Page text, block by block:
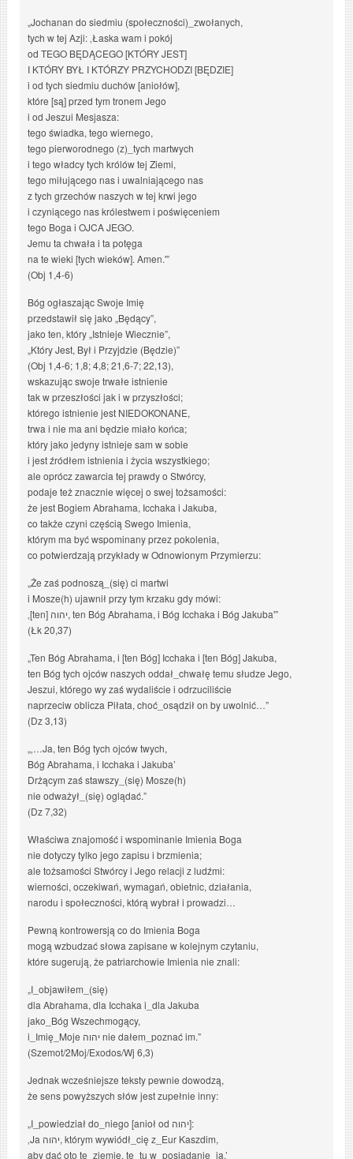
„Jochanan do siedmiu (społeczności)_zwołanych,
tych w tej Azji: ‚Łaska wam i pokój
od TEGO BĘDĄCEGO [KTÓRY JEST]
I KTÓRY BYŁ I KTÓRZY PRZYCHODZI [BĘDZIE]
i od tych siedmiu duchów [aniołów],
które [są] przed tym tronem Jego
i od Jeszui Mesjasza:
tego świadka, tego wiernego,
tego pierworodnego (z)_tych martwych
i tego władcy tych królów tej Ziemi,
tego miłującego nas i uwalniającego nas
z tych grzechów naszych w tej krwi jego
i czyniącego nas królestwem i poświęceniem
tego Boga i OJCA JEGO.
Jemu ta chwała i ta potęga
na te wieki [tych wieków]. Amen.'”
(Obj 1,4-6)
Bóg ogłaszając Swoje Imię
przedstawił się jako „Będący”,
jako ten, który „Istnieje Wiecznie”,
„Który Jest, Był i Przyjdzie (Będzie)”
(Obj 1,4-6; 1,8; 4,8; 21,6-7; 22,13),
wskazując swoje trwałe istnienie
tak w przeszłości jak i w przyszłości;
którego istnienie jest NIEDOKONANE,
trwa i nie ma ani będzie miało końca;
który jako jedyny istnieje sam w sobie
i jest źródłem istnienia i życia wszystkiego;
ale oprócz zawarcia tej prawdy o Stwórcy,
podaje też znacznie więcej o swej tożsamości:
że jest Bogiem Abrahama, Icchaka i Jakuba,
co także czyni częścią Swego Imienia,
którym ma być wspominany przez pokolenia,
co potwierdzają przykłady w Odnowionym Przymierzu:
„Że zaś podnoszą_(się) ci martwi
i Mosze(h) ujawnił przy tym krzaku gdy mówi:
‚[ten] יהוה, ten Bóg Abrahama, i Bóg Icchaka i Bóg Jakuba'”
(Łk 20,37)
„Ten Bóg Abrahama, i [ten Bóg] Icchaka i [ten Bóg] Jakuba,
ten Bóg tych ojców naszych oddał_chwałę temu słudze Jego,
Jeszui, którego wy zaś wydaliście i odrzuciliście
naprzeciw oblicza Piłata, choć_osądził on by uwolnić…”
(Dz 3,13)
„‚…Ja, ten Bóg tych ojców twych,
Bóg Abrahama, i Icchaka i Jakuba’
Drżącym zaś stawszy_(się) Mosze(h)
nie odważył_(się) oglądać.”
(Dz 7,32)
Właściwa znajomość i wspominanie Imienia Boga
nie dotyczy tylko jego zapisu i brzmienia;
ale tożsamości Stwórcy i Jego relacji z ludźmi:
wierności, oczekiwań, wymagań, obietnic, działania,
narodu i społeczności, którą wybrał i prowadzi…
Pewną kontrowersją co do Imienia Boga
mogą wzbudzać słowa zapisane w kolejnym czytaniu,
które sugerują, że patriarchowie Imienia nie znali:
„I_objawiłem_(się)
dla Abrahama, dla Icchaka i_dla Jakuba
jako_Bóg Wszechmogący,
i_Imię_Moje יהוה nie dałem_poznać im.”
(Szemot/2Moj/Exodos/Wj 6,3)
Jednak wcześniejsze teksty pewnie dowodzą,
że sens powyższych słów jest zupełnie inny:
„I_powiedział do_niego [anioł od יהוה]:
‚Ja יהוה, którym wywiódł_cię z_Eur Kaszdim,
aby dać oto tę_ziemię, tę_tu w_posiadanie_ją.’